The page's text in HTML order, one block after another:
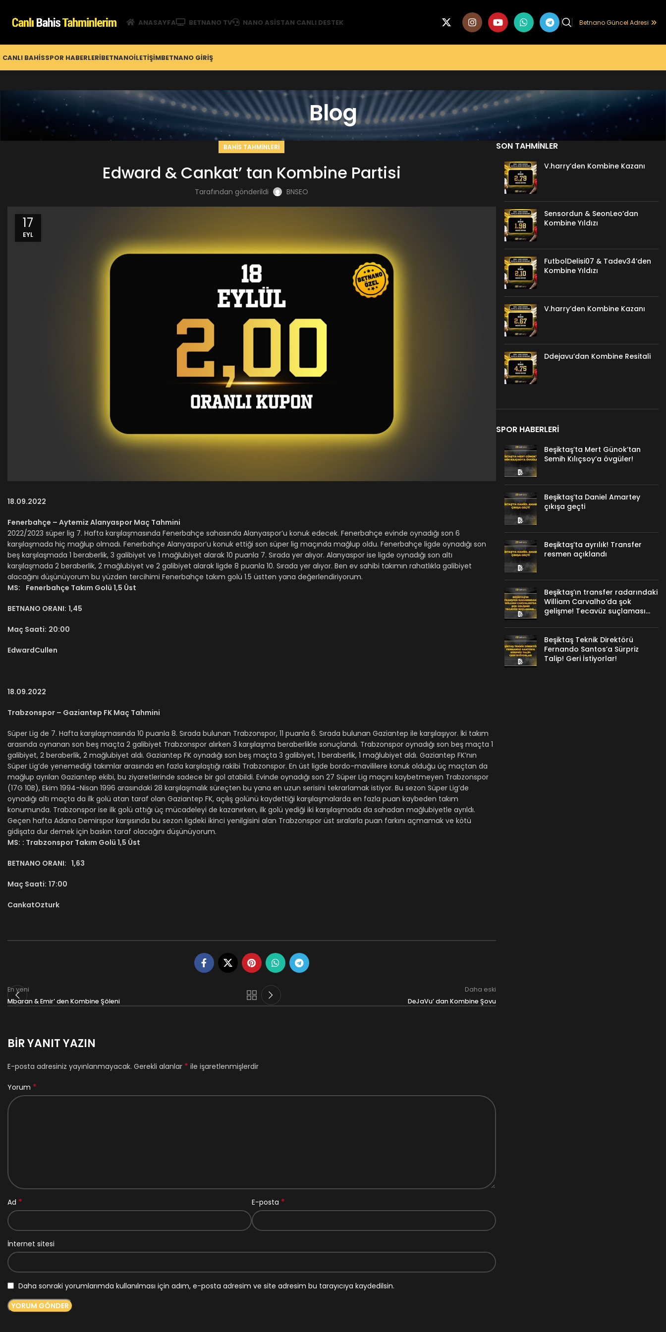
ANASAYFA BETNANO TV NANO ASISTAN CANLI DESTEK Betnano Güncel Adresi
CANLI BAHISSPOR HABERLERIBETNANOİLETIŞIMBETNANO GİRIŞ
Blog
BAHIS TAHMINLERI
Edward & Cankat’ tan Kombine Partisi
Tarafından gönderildi BNSEO
17
EYL
18.09.2022
Fenerbahçe – Aytemiz Alanyaspor Maç Tahmini
2022/2023 süper lig 7. Hafta karşılaşmasında Fenerbahçe sahasında Alanyaspor’u konuk edecek. Fenerbahçe evinde oynadığı son 6
karşılaşmada hiç mağlup olmadı. Fenerbahçe Alanyaspor’u konuk ettiği son süper lig maçında mağlup oldu. Fenerbahçe ligde oynadığı son
beş karşılaşmada 1 beraberlik, 3 galibiyet ve 1 mağlubiyet alarak 10 puanla 7. Sırada yer alıyor. Alanyaspor ise ligde oynadığı son altı
karşılaşmada 2 beraberlik, 2 mağlubiyet ve 2 galibiyet alarak ligde 8 puanla 10. Sırada yer alıyor. Ben ev sahibi takımın rahatlıkla galibiyet
alacağını düşünüyorum bu yüzden tercihimi Fenerbahçe takım golü 1.5 üstten yana değerlendiriyorum.
MS:
Fenerbahçe Takım Golü 1,5 Üst
BETNANO ORANI: 1,45
Maç Saati: 20:00
EdwardCullen
18.09.2022
Trabzonspor – Gaziantep FK Maç Tahmini
Süper Lig de 7. Hafta karşılaşmasında 10 puanla 8. Sırada bulunan Trabzonspor, 11 puanla 6. Sırada bulunan Gaziantep ile karşılaşıyor. İki takım
arasında oynanan son beş maçta 2 galibiyet Trabzonspor alırken 3 karşılaşma beraberlikle sonuçlandı. Trabzonspor oynadığı son beş maçta 1
galibiyet, 2 beraberlik, 2 mağlubiyet aldı. Gaziantep FK oynadığı son beş maçta 3 galibiyet, 1 beraberlik, 1 mağlubiyet aldı. Gaziantep FK’nın
Süper Lig’de yenemediği takımlar arasında en fazla karşılaştığı rakibi Trabzonspor. En üst ligde bordo-mavililere konuk olduğu üç maçtan da
mağlup ayrılan Gaziantep ekibi, bu ziyaretlerinde sadece bir gol atabildi. Evinde oynadığı son 27 Süper Lig maçını kaybetmeyen Trabzonspor
(17G 10B), Ekim 1994-Nisan 1996 arasındaki 28 karşılaşmalık süreçten bu yana en uzun serisini tekrarlamak istiyor. Bu sezon Süper Lig’de
oynadığı altı maçta da ilk golü atan taraf olan Gaziantep FK, açılış golünü kaydettiği karşılaşmalarda en fazla puan kaybeden takım
konumunda. Trabzonspor ise ilk golü attığı üç mücadeleyi de kazanırken, ilk golü yediği iki karşılaşmada da sahadan mağlubiyetle ayrıldı.
Geçen hafta Adana Demirspor karşısında bu sezon ligdeki ikinci yenilgisini alan Trabzonspor üst sıralarla puan farkını açmamak ve kötü
gidişata dur demek için baskın taraf olacağını düşünüyorum.
MS: : Trabzonspor Takım Golü 1,5 Üst
BETNANO ORANI: 1,63
Maç Saati: 17:00
CankatOzturk
En yeni
Mbaran & Emir’ den Kombine Şöleni
Daha eski
DeJaVu’ dan Kombine Şovu
BIR YANIT YAZIN
E-posta adresiniz yayınlanmayacak. Gerekli alanlar * ile işaretlenmişlerdir
Yorum *
Ad * E-posta *
İnternet sitesi
Daha sonraki yorumlarımda kullanılması için adım, e-posta adresim ve site adresim bu tarayıcıya kaydedilsin.
SON TAHMINLER
V.harry’den Kombine Kazanı
Sensordun & SeonLeo’dan
Kombine Yıldızı
FutbolDelisi07 & Tadev34’den
Kombine Yıldızı
V.harry’den Kombine Kazanı
Ddejavu’dan Kombine Resitali
SPOR HABERLERI
Beşiktaş’ta Mert Günok’tan
Semih Kılıçsoy’a övgüler!
Beşiktaş’ta Daniel Amartey
çıkışa geçti
Beşiktaş’ta ayrılık! Transfer
resmen açıklandı
Beşiktaş’ın transfer radarındaki
William Carvalho’da şok
gelişme! Tecavüz suçlaması…
Beşiktaş Teknik Direktörü
Fernando Santos’a Sürpriz
Talip! Geri İstiyorlar!